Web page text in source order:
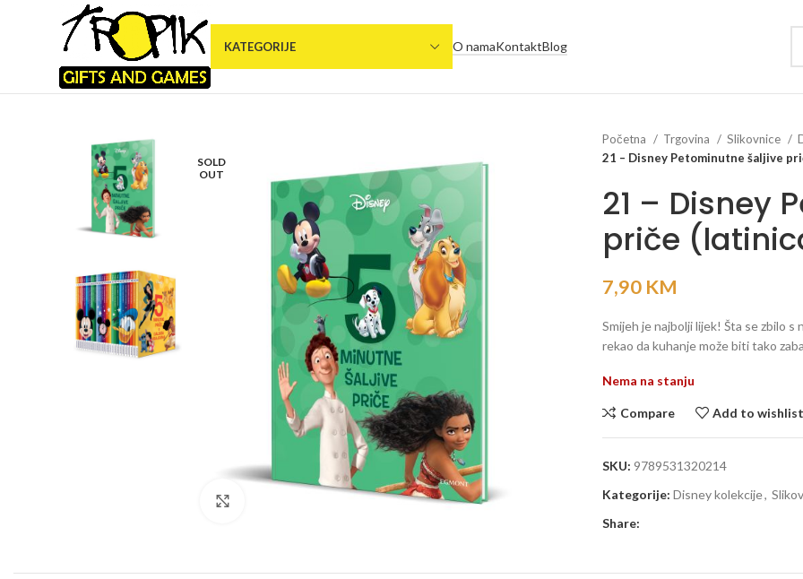
KATEGORIJE O namaKontaktBlog
SOLD
OUT
Početna Trgovina Slikovnice
21 – Disney Petominutne šaljive
21 – Disney
priče
7,90 KM
Smijeh je najbolji lijek! Šta se zbilo
rekao da kuhanje može biti tako
Nema na stanju
Compare Add to wishlist
SKU: 9789531320214
Kategorije: Disney kolekcije,
Share: